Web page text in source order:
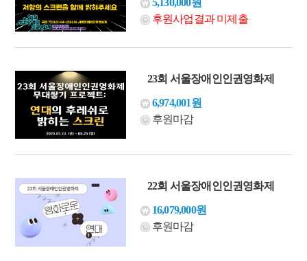
5,130,000원
후원사업결과 미제출
23회 서울장애인인권영화제
6,974,001원
후원마감
22회 서울장애인인권영화제
16,079,000원
후원마감